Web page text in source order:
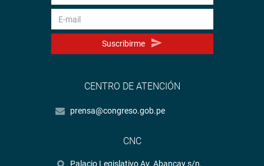
Suscribirme
CENTRO DE ATENCIÓN
prensa@congreso.gob.pe
CNC
Palacio Legislativo Av. Abancay s/n.